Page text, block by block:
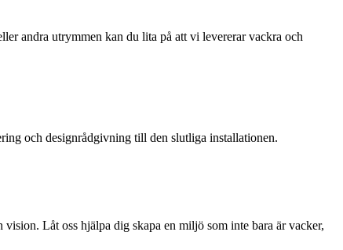
andra utrymmen kan du lita på att vi levererar vackra och
och designrådgivning till den slutliga installationen.
Låt oss hjälpa dig skapa en miljö som inte bara är vacker,